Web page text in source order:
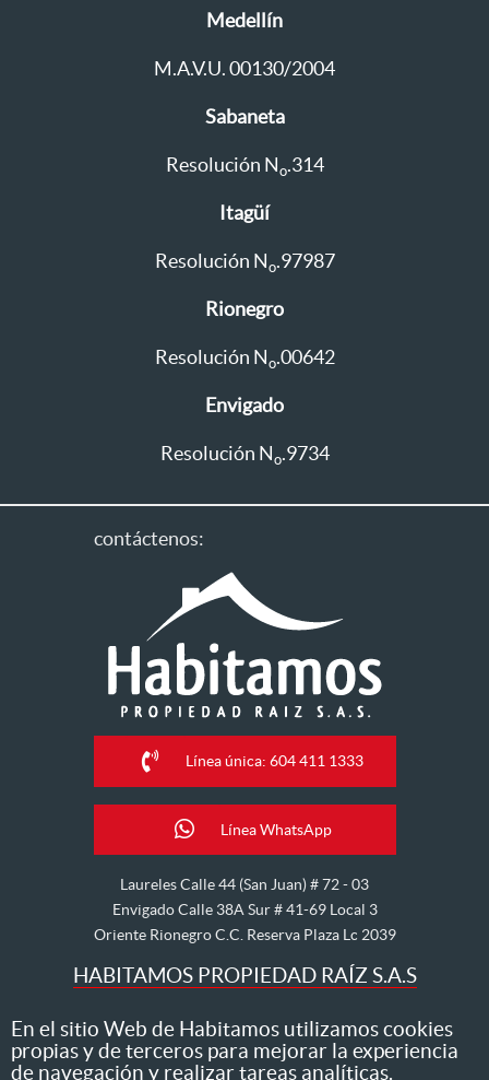
Medellín
M.A.V.U. 00130/2004
Sabaneta
Resolución N o.314
Itagüí
Resolución N o.97987
Rionegro
Resolución N o.00642
Envigado
Resolución N o.9734
contáctenos:
Línea única: 604 411 1333
Línea WhatsApp
Laureles Calle 44 (San Juan) # 72 - 03
Envigado Calle 38A Sur # 41-69 Local 3
Oriente Rionegro C.C. Reserva Plaza Lc 2039
HABITAMOS PROPIEDAD RAÍZ S.A.S
Nos dedicamos al arriendo, venta, hipoteca, avalúo y
administración de inmuebles
En el sitio Web de Habitamos utilizamos cookies
propias y de terceros para mejorar la experiencia
de navegación y realizar tareas analíticas.